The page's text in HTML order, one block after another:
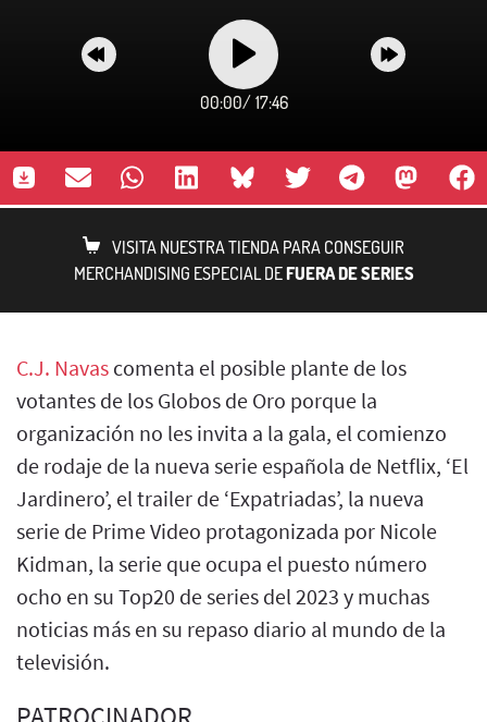
00:00/ 17:46
VISITA NUESTRA TIENDA PARA CONSEGUIR
MERCHANDISING ESPECIAL DEFUERA DE SERIES
C.J. Navas comenta el posible plante de los
votantes de los Globos de Oro porque la
organización no les invita a la gala, el comienzo
de rodaje de la nueva serie española de Netflix, ‘El
Jardinero’, el trailer de ‘Expatriadas’, la nueva
serie de Prime Video protagonizada por Nicole
Kidman, la serie que ocupa el puesto número
ocho en su Top20 de series del 2023 y muchas
noticias más en su repaso diario al mundo de la
televisión.